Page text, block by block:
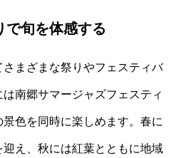
で旬を体感する
まざまな祭りやフェスティバ
南郷サマージャズフェスティ
色を同時に楽しめます。春に
え、秋には紅葉とともに地域